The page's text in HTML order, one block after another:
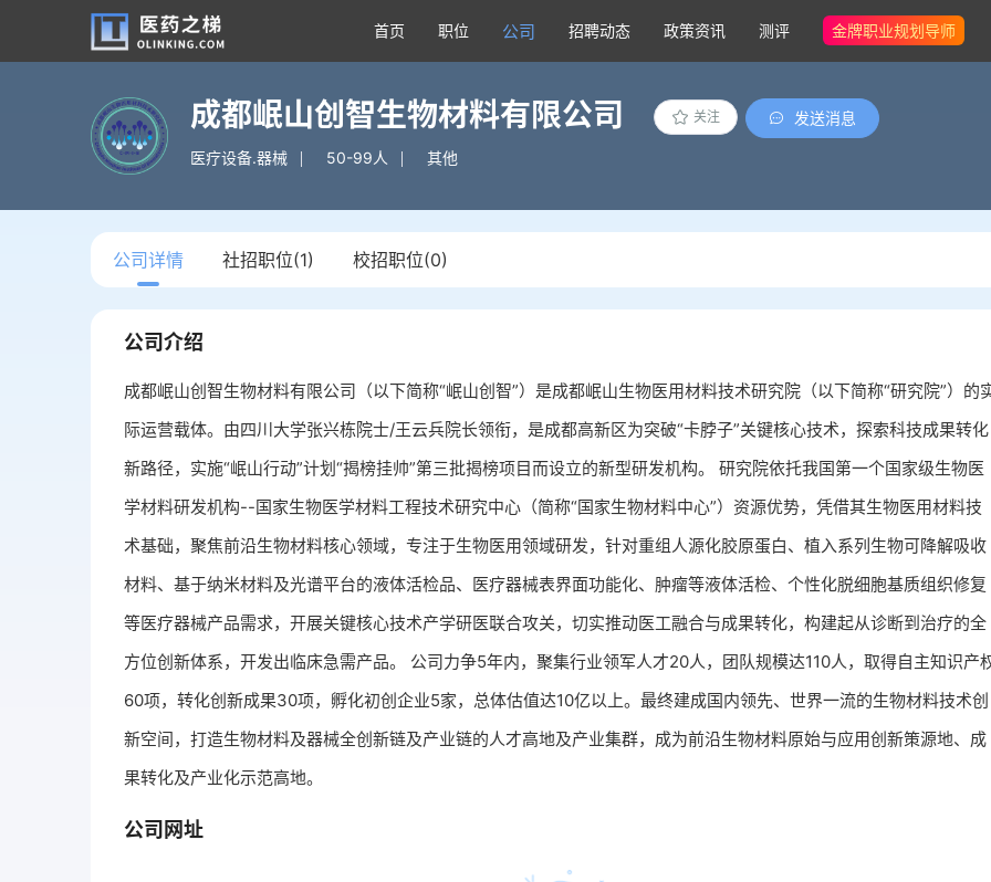
首页 职位 公司 招聘动态 政策资讯 测评 金牌职业规划导师
成都岷山创智生物材料有限公司 关注 发送消息
医疗设备.器械 50-99人 其他
公司详情 社招职位(1) 校招职位(0)
公司介绍
成都岷山创智生物材料有限公司（以下简称“岷山创智”）是成都岷山生物医用材料技术研究院（以下简称“研究院”）的
际运营载体。由四川大学张兴栋院士/王云兵院长领衔，是成都高新区为突破“卡脖子”关键核心技术，探索科技成果转化
新路径，实施“岷山行动”计划“揭榜挂帅”第三批揭榜项目而设立的新型研发机构。 研究院依托我国第一个国家级生物医
学材料研发机构--国家生物医学材料工程技术研究中心（简称“国家生物材料中心”）资源优势，凭借其生物医用材料技
术基础，聚焦前沿生物材料核心领域，专注于生物医用领域研发，针对重组人源化胶原蛋白、植入系列生物可降解吸收
材料、基于纳米材料及光谱平台的液体活检品、医疗器械表界面功能化、肿瘤等液体活检、个性化脱细胞基质组织修复
等医疗器械产品需求，开展关键核心技术产学研医联合攻关，切实推动医工融合与成果转化，构建起从诊断到治疗的全
方位创新体系，开发出临床急需产品。 公司力争5年内，聚集行业领军人才20人，团队规模达110人，取得自主知识产
60项，转化创新成果30项，孵化初创企业5家，总体估值达10亿以上。最终建成国内领先、世界一流的生物材料技术创
新空间，打造生物材料及器械全创新链及产业链的人才高地及产业集群，成为前沿生物材料原始与应用创新策源地、成
果转化及产业化示范高地。
公司网址